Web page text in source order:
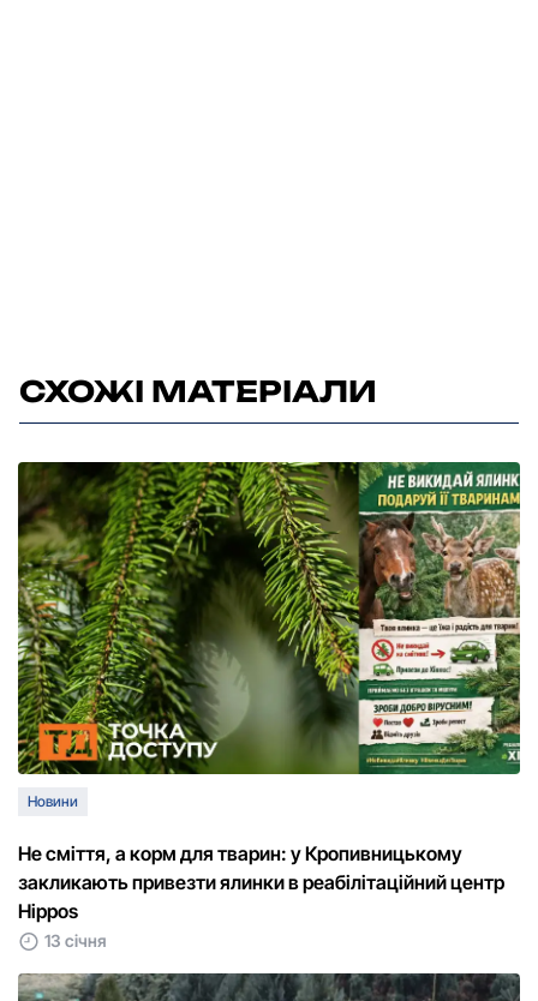
СХОЖІ МАТЕРІАЛИ
Новини
Не сміття, а корм для тварин: у Кропивницькому
закликають привезти ялинки в реабілітаційний центр
Hippos
13 січня